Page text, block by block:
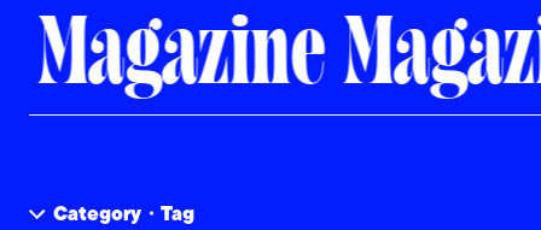
Magazine
Category・Tag